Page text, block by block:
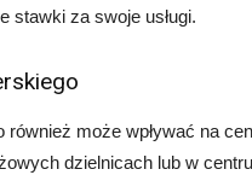
stawki za swoje usługi.
może wpływać na
dzielnicach lub w